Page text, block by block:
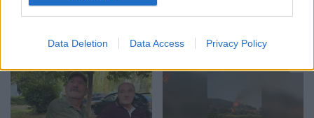
Data Deletion Data Access Privacy Policy